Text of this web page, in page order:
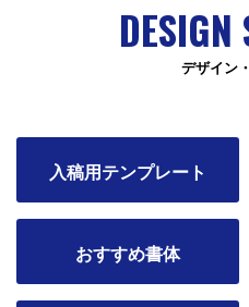
DESIGN
デザイン
入稿用テンプレート
おすすめ書体